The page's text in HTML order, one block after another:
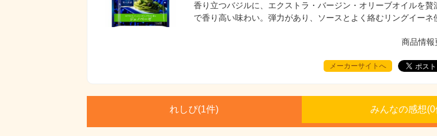
香り立つバジルに、エクストラ・バージン・オリーブオイルを贅
で香り高い味わい。弾力があり、ソースとよく絡むリングイーネ
商品情報
メーカーサイトへ
れしぴ(1件) みんなの感想(0